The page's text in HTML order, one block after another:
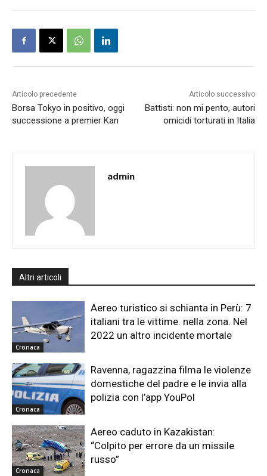
Articolo precedente
Borsa Tokyo in positivo, oggi
successione a premier Kan
Articolo successivo
Battisti: non mi pento, autori
omicidi torturati in Italia
admin
Altri articoli
Cronaca
Aereo turistico si schianta in Perù: 7
italiani tra le vittime. nella zona. Nel
2022 un altro incidente mortale
Cronaca
Ravenna, ragazzina filma le violenze
domestiche del padre e le invia alla
polizia con l’app YouPol
Cronaca
Aereo caduto in Kazakistan:
“Colpito per errore da un missile
russo”